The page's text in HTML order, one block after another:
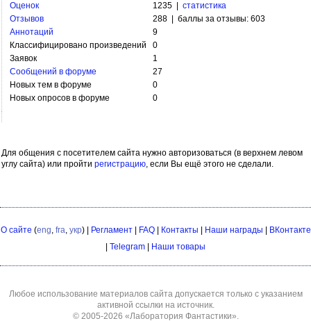
Оценок
1235 | статистика
Отзывов
288 | баллы за отзывы: 603
Аннотаций
9
Классифицировано произведений
0
Заявок
1
Сообщений в форуме
27
Новых тем в форуме
0
Новых опросов в форуме
0
Для общения с посетителем сайта нужно авторизоваться (в верхнем левом
углу сайта) или пройти регистрацию, если Вы ещё этого не сделали.
О сайте (eng, fra, укр) | Регламент| FAQ| Контакты Наши награды
ВКонтакте
Telegram Наши товары
Любое использование материалов сайта допускается только с указанием
активной ссылки на источник.
© 2005-2026 «Лаборатория Фантастики».